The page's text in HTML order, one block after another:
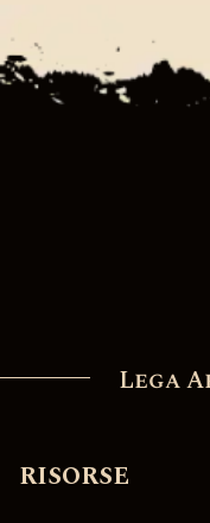
Lega
RISORSE